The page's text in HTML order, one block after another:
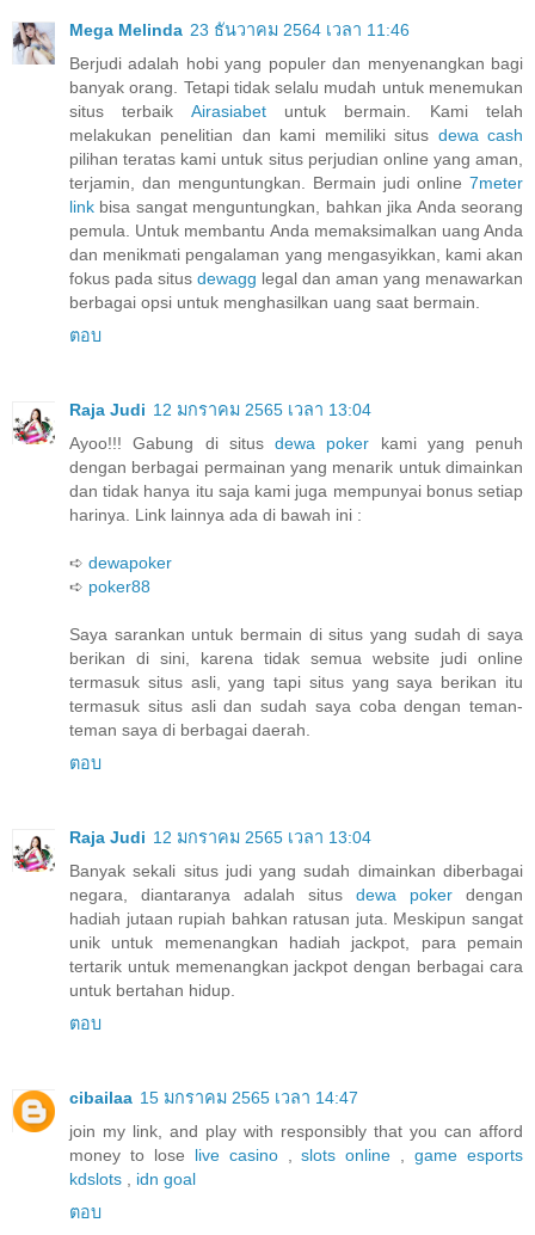
Mega Melinda 23 ธันวาคม 2564 เวลา 11:46
Berjudi adalah hobi yang populer dan menyenangkan bagi
banyak orang. Tetapi tidak selalu mudah untuk menemukan
situs terbaik Airasiabetuntuk bermain. Kami telah
melakukan penelitian dan kami memiliki situs dewa cash
pilihan teratas kami untuk situs perjudian online yang aman,
terjamin, dan menguntungkan. Bermain judi online 7meter
link bisa sangat menguntungkan, bahkan jika Anda seorang
pemula. Untuk membantu Anda memaksimalkan uang Anda
dan menikmati pengalaman yang mengasyikkan, kami akan
fokus pada situs dewagg legal dan aman yang menawarkan
berbagai opsi untuk menghasilkan uang saat bermain.
ตอบ
Raja Judi 12 มกราคม 2565 เวลา 13:04
Ayoo!!! Gabung di situs dewa poker kami yang penuh
dengan berbagai permainan yang menarik untuk dimainkan
dan tidak hanya itu saja kami juga mempunyai bonus setiap
harinya. Link lainnya ada di bawah ini :
➪ dewapoker
➪ poker88
Saya sarankan untuk bermain di situs yang sudah di saya
berikan di sini, karena tidak semua website judi online
termasuk situs asli, yang tapi situs yang saya berikan itu
termasuk situs asli dan sudah saya coba dengan teman-
teman saya di berbagai daerah.
ตอบ
Raja Judi 12 มกราคม 2565 เวลา 13:04
Banyak sekali situs judi yang sudah dimainkan diberbagai
negara, diantaranya adalah situs dewa poker dengan
hadiah jutaan rupiah bahkan ratusan juta. Meskipun sangat
unik untuk memenangkan hadiah jackpot, para pemain
tertarik untuk memenangkan jackpot dengan berbagai cara
untuk bertahan hidup.
ตอบ
cibailaa 15 มกราคม 2565 เวลา 14:47
join my link, and play with responsibly that you can afford
money to lose live casino,slots online ,game esports
kdslots
idn goal
ตอบ